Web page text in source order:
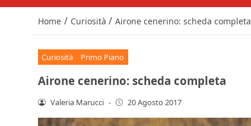
Home / Curiosità / Airone cenerino: scheda completa
Curiosità Primo Piano
Airone cenerino: scheda completa
Valeria Marucci - 20 Agosto 2017